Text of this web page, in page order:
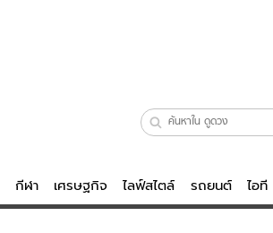
กีฬา เศรษฐกิจ ไลฟ์สไตล์ รถยนต์ ไอที